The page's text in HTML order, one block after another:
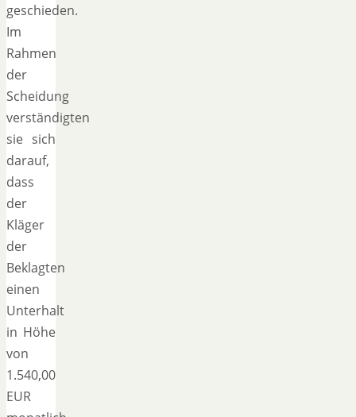
geschieden.
Im
Rahmen
der
Scheidung
verständigten
sie sich
darauf,
dass
der
Kläger
der
Beklagten
einen
Unterhalt
in Höhe
von
1.540,00
EUR